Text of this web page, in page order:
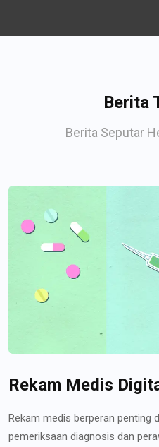
Berita
Berita Seputar
Rekam Medis
Rekam medis berperan penting
pemeriksaan diagnosis dan